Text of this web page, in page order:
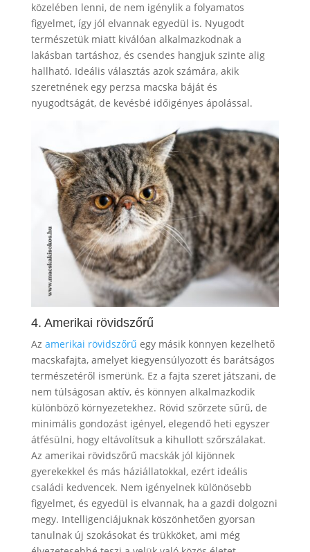
közelében lenni, de nem igénylik a folyamatos
figyelmet, így jól elvannak egyedül is. Nyugodt
természetük miatt kiválóan alkalmazkodnak a
lakásban tartáshoz, és csendes hangjuk szinte alig
hallható. Ideális választás azok számára, akik
szeretnének egy perzsa macska báját és
nyugodtságát, de kevésbé időigényes ápolással.
4. Amerikai rövidszőrű
Az amerikai rövidszőrű egy másik könnyen kezelhető
macskafajta, amelyet kiegyensúlyozott és barátságos
természetéről ismerünk. Ez a fajta szeret játszani, de
nem túlságosan aktív, és könnyen alkalmazkodik
különböző környezetekhez. Rövid szőrzete sűrű, de
minimális gondozást igényel, elegendő heti egyszer
átfésülni, hogy eltávolítsuk a kihullott szőrszálakat.
Az amerikai rövidszőrű macskák jól kijönnek
gyerekekkel és más háziállatokkal, ezért ideális
családi kedvencek. Nem igényelnek különösebb
figyelmet, és egyedül is elvannak, ha a gazdi dolgozni
megy. Intelligenciájuknak köszönhetően gyorsan
tanulnak új szokásokat és trükköket, ami még